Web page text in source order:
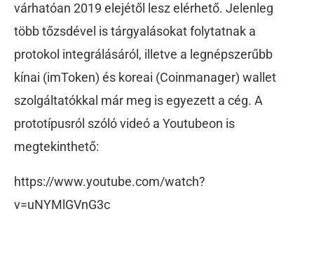
várhatóan 2019 elejétől lesz elérhető. Jelenleg
több tőzsdével is tárgyalásokat folytatnak a
protokol integrálásáról, illetve a legnépszerűbb
kínai (imToken) és koreai (Coinmanager) wallet
szolgáltatókkal már meg is egyezett a cég. A
prototípusról szóló videó a Youtubeon is
megtekinthető:
https://www.youtube.com/watch?
v=uNYMlGVnG3c